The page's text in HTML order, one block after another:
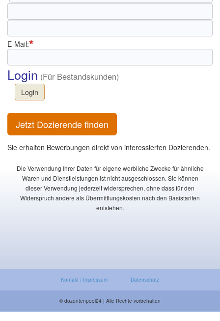
E-Mail:
Login (Für Bestandskunden)
Login
Jetzt Dozierende finden
Sie erhalten Bewerbungen direkt von interessierten Dozierenden.
Die Verwendung Ihrer Daten für eigene werbliche Zwecke für ähnliche
Waren und Dienstleistungen ist nicht ausgeschlossen. Sie können
dieser Verwendung jederzeit widersprechen, ohne dass für den
Widerspruch andere als Übermittlungskosten nach den Basistarifen
entstehen.
Kontakt / Impressum Datenschutz
© dozentenpool24 | Alle Rechte vorbehalten